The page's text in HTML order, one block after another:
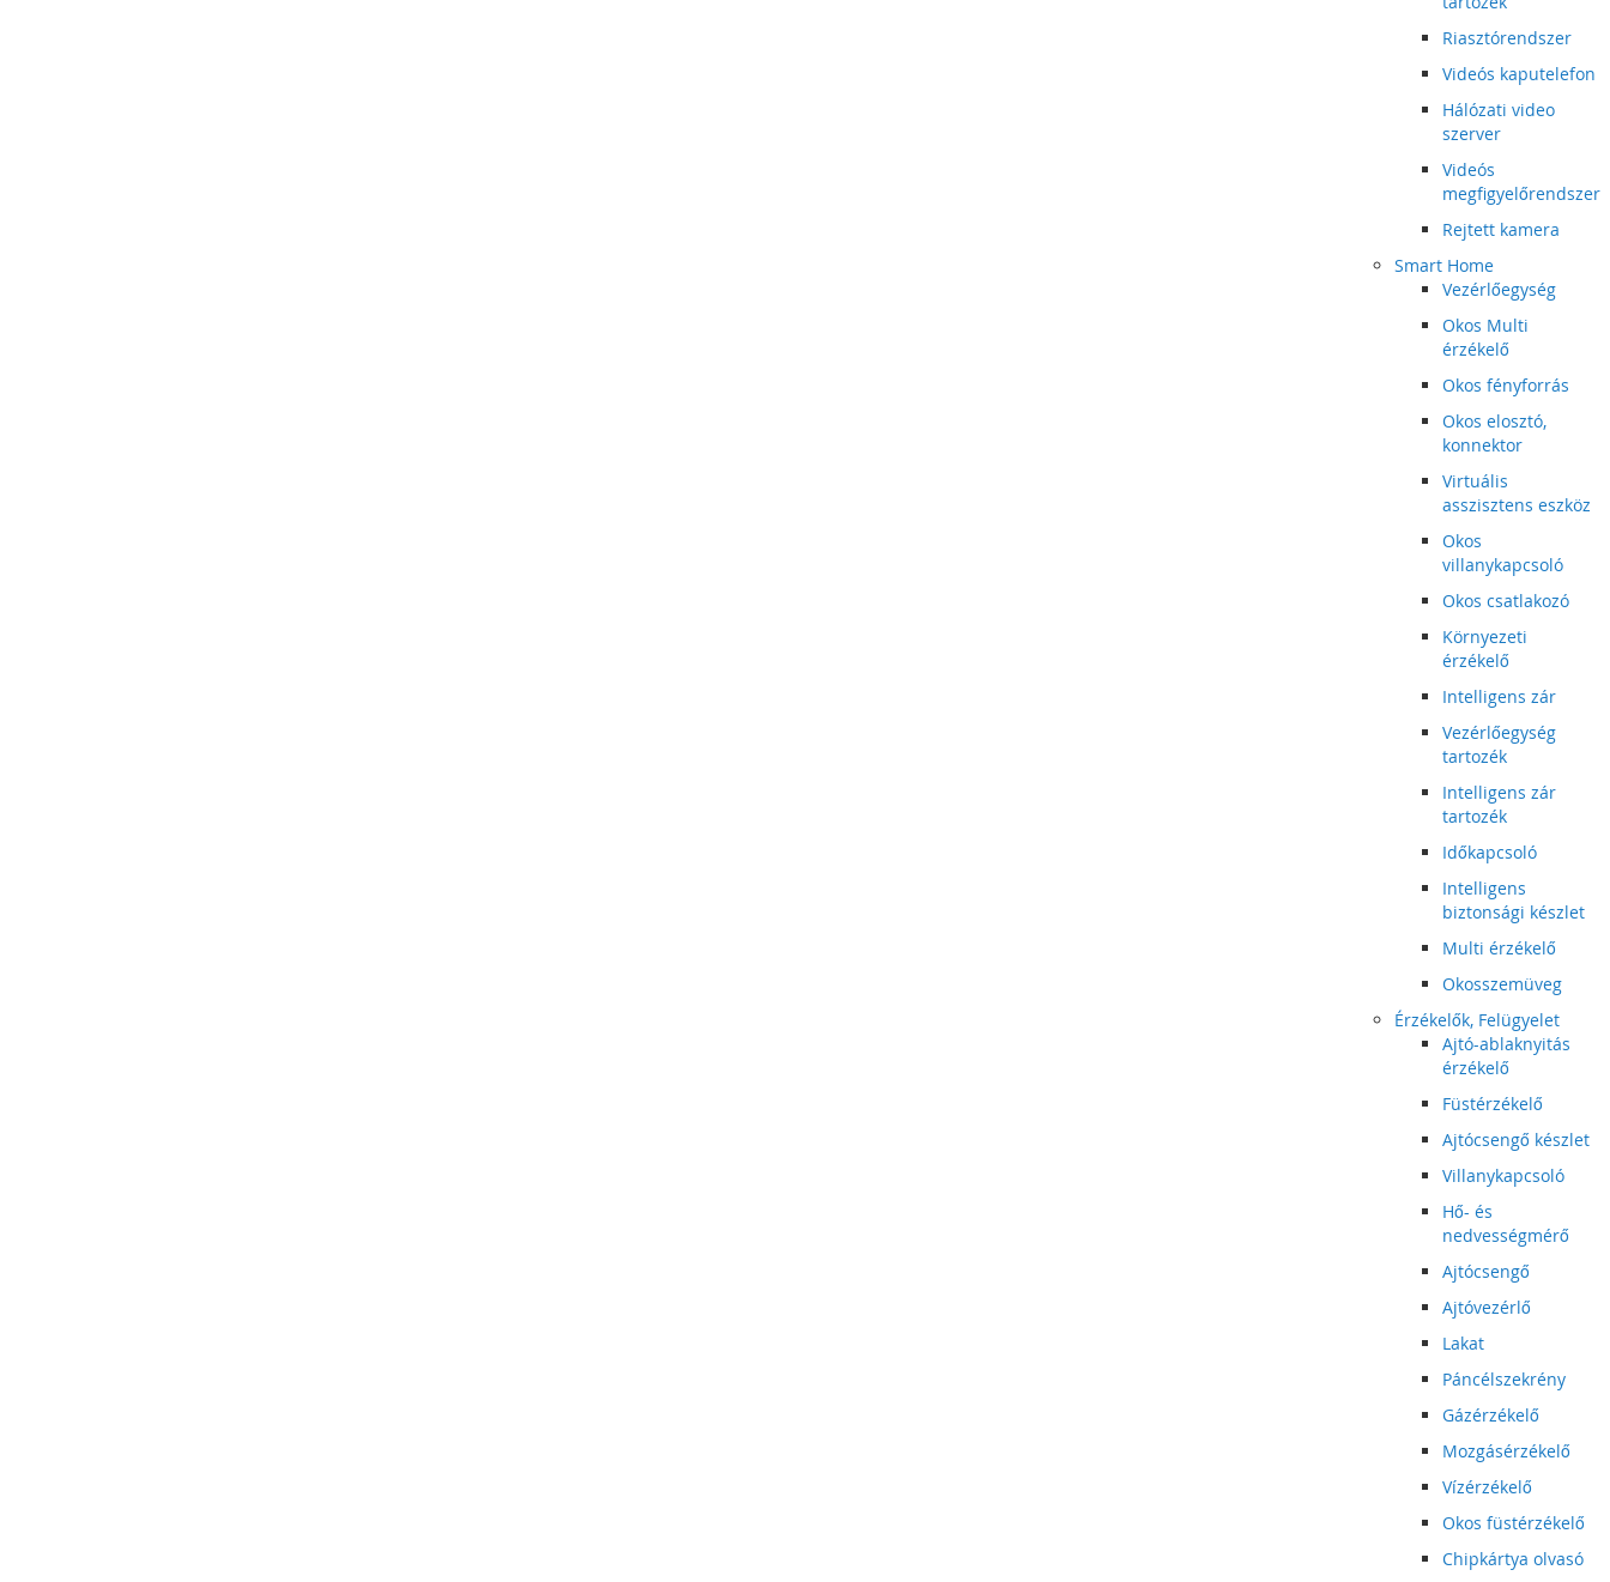
Riasztórendszer
Videós kaputelefon
Hálózati video
szerver
Videós
megfigyelőrendszer
Rejtett kamera
Smart Home
Vezérlőegység
Okos Multi
érzékelő
Okos fényforrás
Okos elosztó,
konnektor
Virtuális
asszisztens eszköz
Okos
villanykapcsoló
Okos csatlakozó
Környezeti
érzékelő
Intelligens zár
Vezérlőegység
tartozék
Intelligens zár
tartozék
Időkapcsoló
Intelligens
biztonsági készlet
Multi érzékelő
Okosszemüveg
Érzékelők, Felügyelet
Ajtó-ablaknyitás
érzékelő
Füstérzékelő
Ajtócsengő készlet
Villanykapcsoló
Hő- és
nedvességmérő
Ajtócsengő
Ajtóvezérlő
Lakat
Páncélszekrény
Gázérzékelő
Mozgásérzékelő
Vízérzékelő
Okos füstérzékelő
Chipkártya olvasó